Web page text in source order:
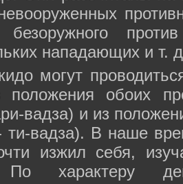
безоружного
нападающих и т.
могут
положения обоих
вадза) и из
ти-вадза). В наше
изжил себя,
По характеру